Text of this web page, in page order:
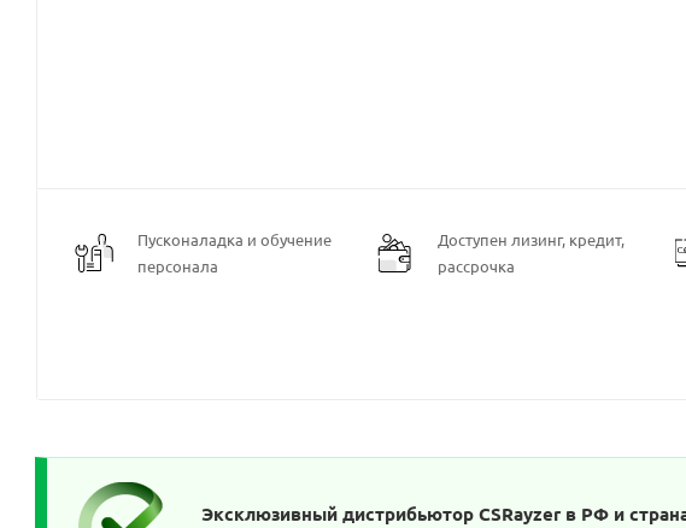
Пусконаладка и обучение
персонала
Доступен лизинг, кредит,
рассрочка
Эксклюзивный дистрибьютор CSRayzer в РФ и